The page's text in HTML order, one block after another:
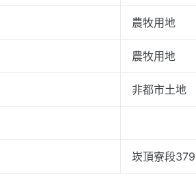
農牧用地
農牧用地
非都市土地
崁頂寮段